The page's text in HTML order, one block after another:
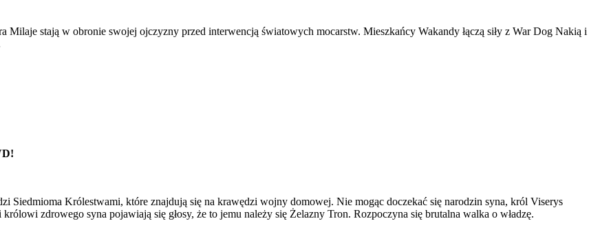
stają w obronie swojej ojczyzny przed interwencją światowych mocarstw. Mieszkańcy Wakandy łączą siły z War Dog Nakią i
Siedmioma Królestwami, które znajdują się na krawędzi wojny domowej. Nie mogąc doczekać się narodzin syna, król Viserys
zdrowego syna pojawiają się głosy, że to jemu należy się Żelazny Tron. Rozpoczyna się brutalna walka o władzę.